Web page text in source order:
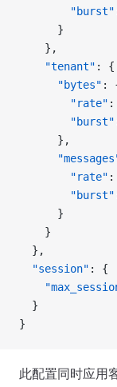
        "burst"
      }
    },
    "tenant"
: {
      "bytes"
:
        "rate"
:
        "burst"
      },
        "rate"
:
        "burst"
      }
    }
  },
  "session"
: {
  }
}
此配置同时应用